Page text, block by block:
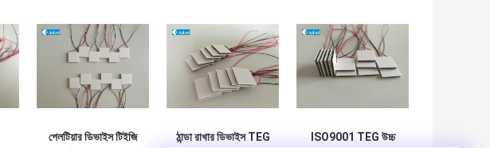
পেলটিয়ার ডিভাইস টিইজি
ঠান্ডা রাখার ডিভাইস TEG
ISO9001 TEG উচ্চ